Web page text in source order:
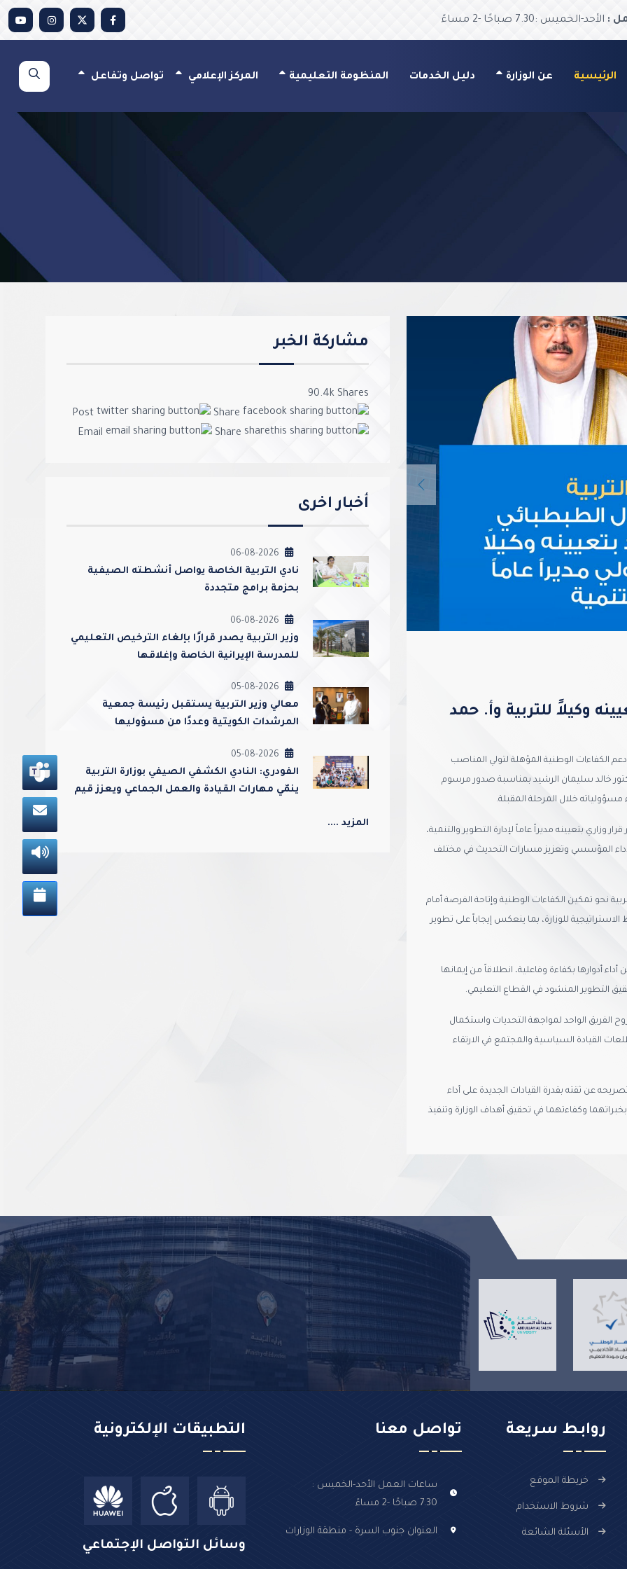
: الأحد-الخميس :7.30 صباحًا -2 مساءً
الرئيسية عن الوزارة دليل الخدمات المنظومة التعليمية المركز الإعلامي تواصل وتفاعل
Previous
وكيلاً للتربية وأ. حمد
الوطنية المؤهلة لتولي المناصب
خالد سليمان الرشيد بمناسبة صدور مرسوم
مسؤولياته خلال المرحلة المقبلة.
وزاري بتعيينه مديراً عاماً لإدارة التطوير والتنمية،
المؤسسي وتعزيز مسارات التحديث في مختلف
نحو تمكين الكفاءات الوطنية وإتاحة الفرصة أمام
للوزارة، بما ينعكس إيجاباً على تطوير
أدوارها بكفاءة وفاعلية، انطلاقاً من إيمانها
التطوير المنشود في القطاع التعليمي.
الفريق الواحد لمواجهة التحديات واستكمال
القيادة السياسية والمجتمع في الارتقاء
عن ثقته بقدرة القيادات الجديدة على أداء
وكفاءتهما في تحقيق أهداف الوزارة وتنفيذ
مشاركة الخبر
90.4k Shares
Share
Post
Share
Email
أخبار اخرى
06-08-2026
نادي التربية الخاصة يواصل أنشطته الصيفية
بحزمة برامج متجددة
06-08-2026
وزير التربية يصدر قرارًا بإلغاء الترخيص التعليمي
للمدرسة الإيرانية الخاصة وإغلاقها
05-08-2026
معالي وزير التربية يستقبل رئيسة جمعية
المرشدات الكويتية وعددًا من مسؤوليها
05-08-2026
الفودري: النادي الكشفي الصيفي بوزارة التربية
ينمّي مهارات القيادة والعمل الجماعي ويعزز قيم
المزيد ....
روابـط سـريعة
خريطة الموقع
شروط الاستخدام
الأسئلة الشائعة
تواصل معنا
ساعات العمل الأحد-الخميس :
7.30 صباحًا -2 مساءً
العنوان جنوب السرة - منطقة الوزارات
التطبيقات الإلكترونية
وسائل التواصل الإجتماعي